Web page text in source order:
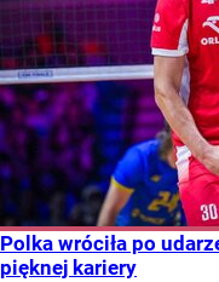
Polka wróciła po
pięknej kariery